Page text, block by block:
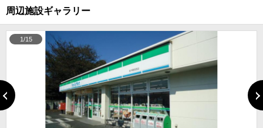
周辺施設ギャラリー
1/15